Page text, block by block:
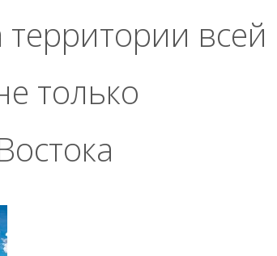
территории всей
только